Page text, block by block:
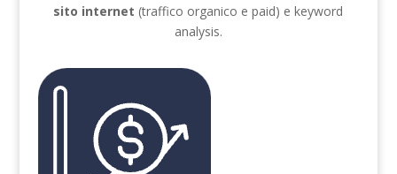
sito internet (traffico organico e paid) e keyword
analysis.